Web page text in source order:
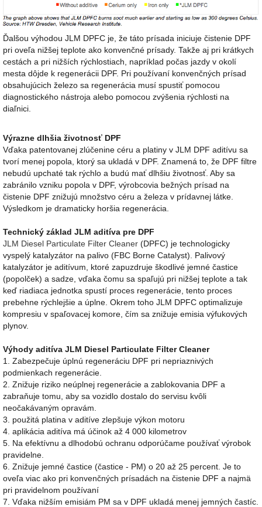
Ďalšou výhodou JLM DPFC je, že táto prísada iniciuje čistenie DPF
pri oveľa nižšej teplote ako konvenčné prísady. Takže aj pri krátkych
cestách a pri nižších rýchlostiach, napríklad počas jazdy v okolí
mesta dôjde k regenerácii DPF. Pri používaní konvenčných prísad
obsahujúcich železo sa regenerácia musí spustiť pomocou
diagnostického nástroja alebo pomocou zvýšenia rýchlosti na
diaľnici.
Výrazne dlhšia životnosť DPF
Vďaka patentovanej zlúčenine céru a platiny v JLM DPF aditívu sa
tvorí menej popola, ktorý sa ukladá v DPF. Znamená to, že DPF filtre
nebudú upchaté tak rýchlo a budú mať dlhšiu životnosť. Aby sa
zabránilo vzniku popola v DPF, výrobcovia bežných prísad na
čistenie DPF znižujú množstvo céru a železa v prídavnej látke.
Výsledkom je dramaticky horšia regenerácia.
Technický základ JLM aditíva pre DPF
JLM Diesel Particulate Filter Cleaner (DPFC) je technologicky
vyspelý katalyzátor na palivo (FBC Borne Catalyst). Palivový
katalyzátor je aditívum, ktoré zapuzdruje škodlivé jemné častice
(popolček) a sadze, vďaka čomu sa spaľujú pri nižšej teplote a tak
keď riadiaca jednotka spustí proces regenerácie, tento proces
prebehne rýchlejšie a úplne. Okrem toho JLM DPFC optimalizuje
kompresiu v spaľovacej komore, čím sa znižuje emisia výfukových
plynov.
Výhody aditíva JLM Diesel Particulate Filter Cleaner
1. Zabezpečuje úplnú regeneráciu DPF pri nepriaznivých
podmienkach regenerácie.
2. Znižuje riziko neúplnej regenerácie a zablokovania DPF a
zabraňuje tomu, aby sa vozidlo dostalo do servisu kvôli
neočakávaným opravám.
3. použitá platina v aditíve zlepšuje výkon motoru
4. aplikácia aditíva má účinok až 4 000 kilometrov
5. Na efektívnu a dlhodobú ochranu odporúčame používať výrobok
pravidelne.
6. Znižuje jemné častice (častice - PM) o 20 až 25 percent. Je to
oveľa viac ako pri konvenčných prísadách na čistenie DPF a najmä
pri pravidelnom používaní
7. Vďaka nižším emisiám PM sa v DPF ukladá menej jemných častíc.